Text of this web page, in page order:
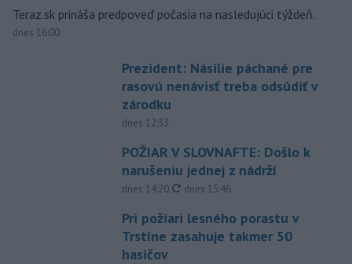
Teraz.sk prináša predpoveď počasia na nasledujúci týždeň.
dnes 16:00
Prezident: Násilie páchané pre
rasovú nenávisť treba odsúdiť v
zárodku
dnes 12:33
POŽIAR V SLOVNAFTE: Došlo k
narušeniu jednej z nádrží
dnes 14:20, aktualizované
dnes 15:46
Pri požiari lesného porastu v
Trstíne zasahuje takmer 50
hasičov